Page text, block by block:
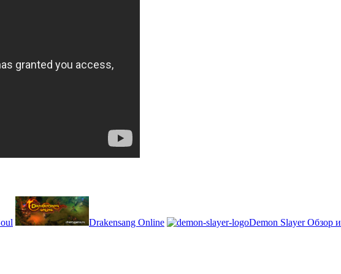
Drakensang Online
Demon Slayer Обзор